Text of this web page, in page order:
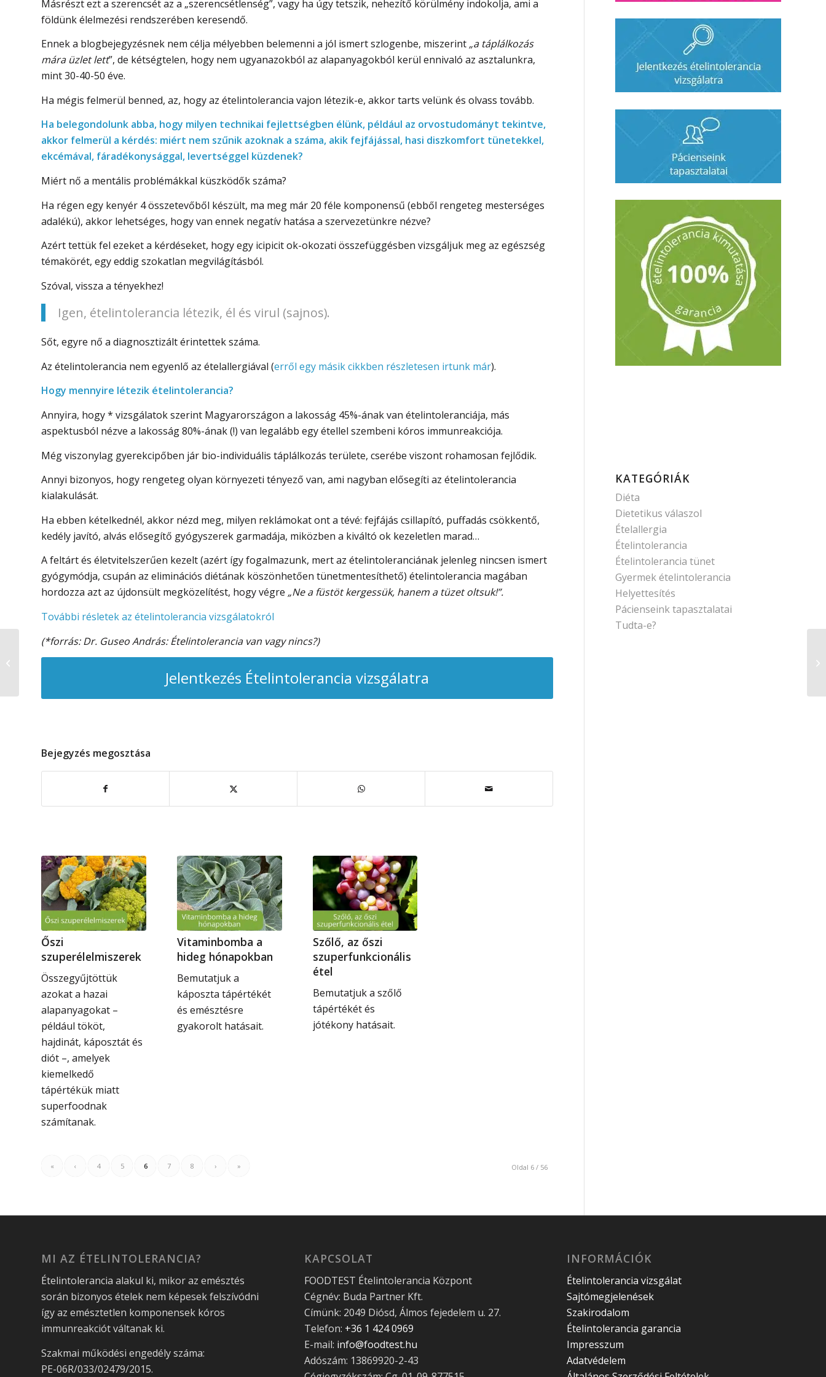
Másrészt ezt a szerencsét az a „szerencsétlenség”, vagy ha úgy tetszik, nehezítő körülmény indokolja, ami a
földünk élelmezési rendszerében keresendő.
Ennek a blogbejegyzésnek nem célja mélyebben belemenni a jól ismert szlogenbe, miszerint „a táplálkozás
mára üzlet lett”, de kétségtelen, hogy nem ugyanazokból az alapanyagokból kerül ennivaló az asztalunkra,
mint 30-40-50 éve.
Ha mégis felmerül benned, az, hogy az ételintolerancia vajon létezik-e, akkor tarts velünk és olvass tovább.
Ha belegondolunk abba, hogy milyen technikai fejlettségben élünk, például az orvostudományt tekintve,
akkor felmerül a kérdés: miért nem szűnik azoknak a száma, akik fejfájással, hasi diszkomfort tünetekkel,
ekcémával, fáradékonysággal, levertséggel küzdenek?
Miért nő a mentális problémákkal küszködők száma?
Ha régen egy kenyér 4 összetevőből készült, ma meg már 20 féle komponensű (ebből rengeteg mesterséges
adalékú), akkor lehetséges, hogy van ennek negatív hatása a szervezetünkre nézve?
Azért tettük fel ezeket a kérdéseket, hogy egy icipicit ok-okozati összefüggésben vizsgáljuk meg az egészség
témakörét, egy eddig szokatlan megvilágításból.
Szóval, vissza a tényekhez!
Igen, ételintolerancia létezik, él és virul (sajnos).
Sőt, egyre nő a diagnosztizált érintettek száma.
Az ételintolerancia nem egyenlő az ételallergiával (erről egy másik cikkben részletesen irtunk már).
Hogy mennyire létezik ételintolerancia?
Annyira, hogy * vizsgálatok szerint Magyarországon a lakosság 45%-ának van ételintoleranciája, más
aspektusból nézve a lakosság 80%-ának (!) van legalább egy étellel szembeni kóros immunreakciója.
Még viszonylag gyerekcipőben jár bio-individuális táplálkozás területe, cserébe viszont rohamosan fejlődik.
Annyi bizonyos, hogy rengeteg olyan környezeti tényező van, ami nagyban elősegíti az ételintolerancia
kialakulását.
Ha ebben kételkednél, akkor nézd meg, milyen reklámokat ont a tévé: fejfájás csillapító, puffadás csökkentő,
kedély javító, alvás elősegítő gyógyszerek garmadája, miközben a kiváltó ok kezeletlen marad…
A feltárt és életvitelszerűen kezelt (azért így fogalmazunk, mert az ételintoleranciának jelenleg nincsen ismert
gyógymódja, csupán az eliminációs diétának köszönhetően tünetmentesíthető) ételintolerancia magában
hordozza azt az újdonsült megközelítést, hogy végre „Ne a füstöt kergessük, hanem a tüzet oltsuk!”.
További résletek az ételintolerancia vizsgálatokról
(*forrás: Dr. Guseo András: Ételintolerancia van vagy nincs?)
Jelentkezés Ételintolerancia vizsgálatra
Bejegyzés megosztása
Őszi
szuperélelmiszerek
Összegyűjtöttük
azokat a hazai
alapanyagokat –
például tököt,
hajdinát, káposztát és
diót –, amelyek
kiemelkedő
tápértékük miatt
superfoodnak
számítanak.
Vitaminbomba a
hideg hónapokban
Bemutatjuk a
káposzta tápértékét
és emésztésre
gyakorolt hatásait.
Szőlő, az őszi
szuperfunkcionális
étel
Bemutatjuk a szőlő
tápértékét és
jótékony hatásait.
Oldal 6 / 56
« ‹ 4 5 6 7 8 › »
KATEGÓRIÁK
Diéta
Dietetikus válaszol
Ételallergia
Ételintolerancia
Ételintolerancia tünet
Gyermek ételintolerancia
Helyettesítés
Pácienseink tapasztalatai
Tudta-e?
MI AZ ÉTELINTOLERANCIA?
Ételintolerancia alakul ki, mikor az emésztés
során bizonyos ételek nem képesek felszívódni
így az emésztetlen komponensek kóros
immunreakciót váltanak ki.
Szakmai működési engedély száma:
PE-06R/033/02479/2015.
KAPCSOLAT
FOODTEST Ételintolerancia Központ
Cégnév: Buda Partner Kft.
Címünk: 2049 Diósd, Álmos fejedelem u. 27.
Telefon: +36 1 424 0969
E-mail: info@foodtest.hu
Adószám: 13869920-2-43
INFORMÁCIÓK
Ételintolerancia vizsgálat
Sajtómegjelenések
Szakirodalom
Ételintolerancia garancia
Impresszum
Adatvédelem
Migrén